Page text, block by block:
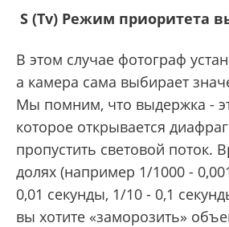
S (Tv) Режим приоритета
В этом случае фотограф
а камера сама выбирает
Мы помним, что выдержка -
которое открывается
пропустить световой поток.
долях (например 1/1000 -
0,01 секунды, 1/10 - 0,1
вы хотите «заморозить»